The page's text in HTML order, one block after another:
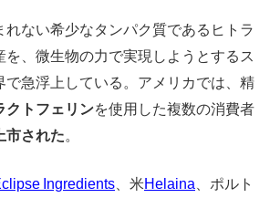
れない希少なタンパク質であるヒトラ
を、微生物の力で実現しようとするス
で急浮上している。アメリカでは、精
クトフェリンを使用した複数の消費者
市された。
Ingredients 、米Helaina 、ポルト